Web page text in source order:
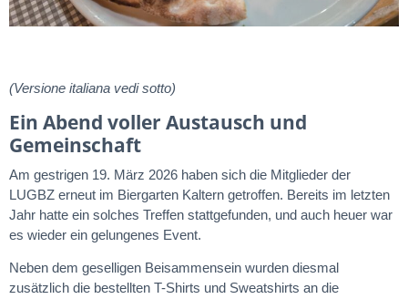
(Versione italiana vedi sotto)
Ein Abend voller Austausch und
Gemeinschaft
Am gestrigen 19. März 2026 haben sich die Mitglieder der
LUGBZ erneut im Biergarten Kaltern getroffen. Bereits im letzten
Jahr hatte ein solches Treffen stattgefunden, und auch heuer war
es wieder ein gelungenes Event.
Neben dem geselligen Beisammensein wurden diesmal
zusätzlich die bestellten T-Shirts und Sweatshirts an die